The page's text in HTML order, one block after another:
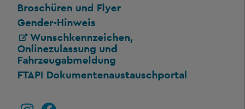
Broschüren und Flyer
Gender-Hinweis
Wunschkennzeichen,
Onlinezulassung und
Fahrzeugabmeldung
FTAPI Dokumentenaustauschportal